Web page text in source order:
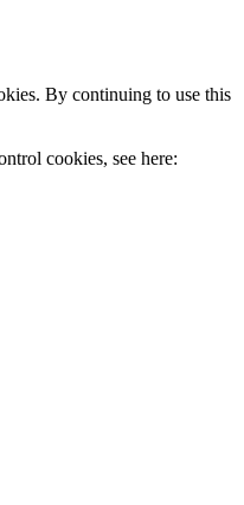
By continuing to use this
cookies, see here: